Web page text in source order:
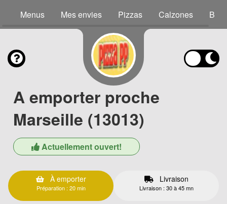
Menus Mes envies Pizzas Calzones
A emporter proche
Marseille (13013)
Actuellement ouvert!
À emporter
Préparation : 20 min
Livraison
Livraison : 30 à 45 mn